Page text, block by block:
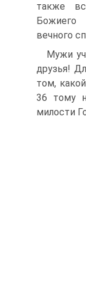
также
Божиего
вечного
Мужи
друзья!
том,
36 тому
милости